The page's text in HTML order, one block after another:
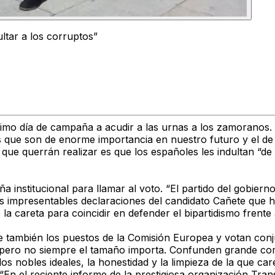
a los corruptos”
día de campaña a acudir a las urnas a los
son de enorme importancia en nuestro futuro y el
querrán realizar es que los españoles les indultan
institucional para llamar al voto. “El partido del
declaraciones del candidato Cañete
careta para coincidir en defender el bipartidismo
los puestos de la Comisión Europea y votan
no siempre el tamaño importa. Confunden grande
nobles ideales, la honestidad y la limpieza de la que